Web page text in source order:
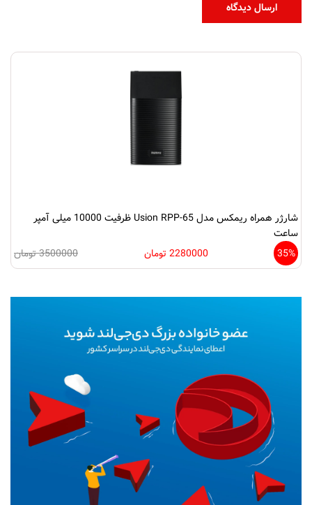
شارژر همراه ریمکس مدل Usion RPP-65 ظرفیت 10000 میلی‌ آمپر
ساعت
35%
2280000 تومان 3500000 تومان